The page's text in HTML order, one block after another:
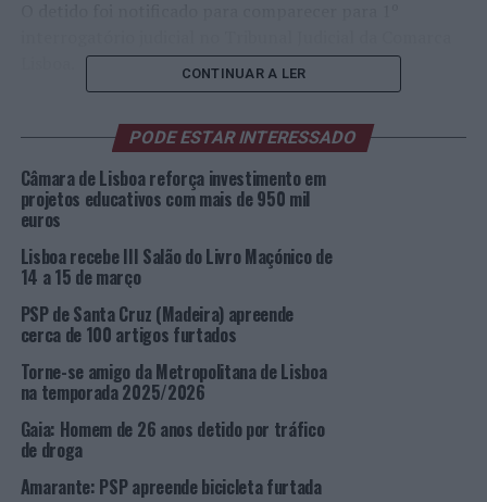
Santa Maria Maior, procedeu à apreensão de tabaco sem
Após ser abordado, o suspeito demonstrou uma atitude
diversos maços de tabaco. Questionado o indivíduo se
lhe pertenciam, este respondeu afirmativamente,
retorquindo que estaria a vendê-los naquele local.
Os Polícias verificaram que os maços de tabaco não
possuíam selo fiscal, não estando, assim, cumpridas as
Nesta ação policial foram apreendidos: 39 maços de
tabaco. Foto: DR.
CONTINUAR A LER
PODE ESTAR INTERESSADO
Câmara de Lisboa reforça investimento em
projetos educativos com mais de 950 mil
euros
Lisboa recebe III Salão do Livro Maçónico de
14 a 15 de março
PSP de Santa Cruz (Madeira) apreende
cerca de 100 artigos furtados
Torne-se amigo da Metropolitana de Lisboa
na temporada 2025/2026
Gaia: Homem de 26 anos detido por tráfico
de droga
Amarante: PSP apreende bicicleta furtada